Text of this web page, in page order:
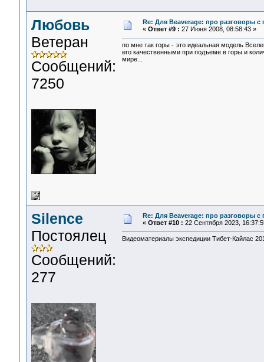
Любовь
Ветеран
Сообщений:
7250
Re: Для Beaverage: про разговоры с
« Ответ #9 : 27 Июня 2008, 08:58:43 »
по мне так горы - это идеальная модель
его качественными при подъеме в горы и
мире...
Silence
Постоялец
Сообщений:
277
Re: Для Beaverage: про разговоры с
« Ответ #10 : 22 Сентября 2023,
Видеоматериалы экспедиции Тибет-Кайлас